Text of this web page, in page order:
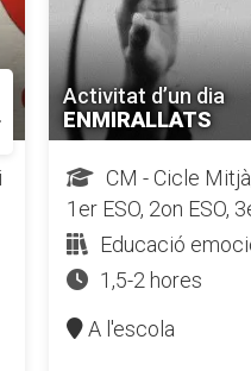
Activitat d’un dia
ENMIRALLATS
CM - Cicle
1er ESO, 2on ESO,
Educació
1,5-2 hores
A l'escola